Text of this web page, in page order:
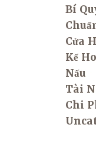
Bí
Cửa
Kế
Nấu
Tài
Chi